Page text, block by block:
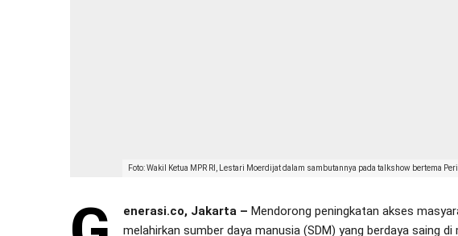
Foto: Wakil Ketua MPR RI, Lestari Moerdijat dalam sambutannya pada talkshow bertema
enerasi.co, Jakarta – Mendorong peningkatan akses
melahirkan sumber daya manusia (SDM) yang berdaya saing di